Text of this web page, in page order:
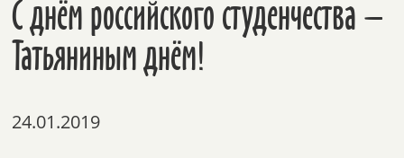
С днём российского студенчества –
Татьяниным днём!
24.01.2019